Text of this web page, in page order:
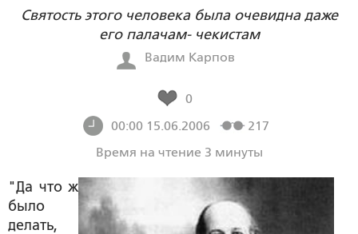
Святость этого человека была очевидна даже
его палачам- чекистам
Вадим Карпов
0
00:00 15.06.2006
217
Время на чтение 3 минуты
"Да что ж
было
делать,